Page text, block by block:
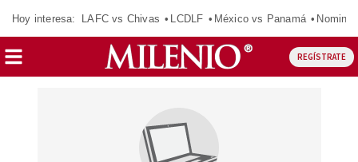
Hoy interesa: LAFC vs Chivas LCDLF México vs Panamá
REGÍSTRATE